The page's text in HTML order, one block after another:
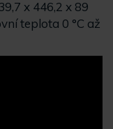
x 446,2 x 89
teplota 0 °C až